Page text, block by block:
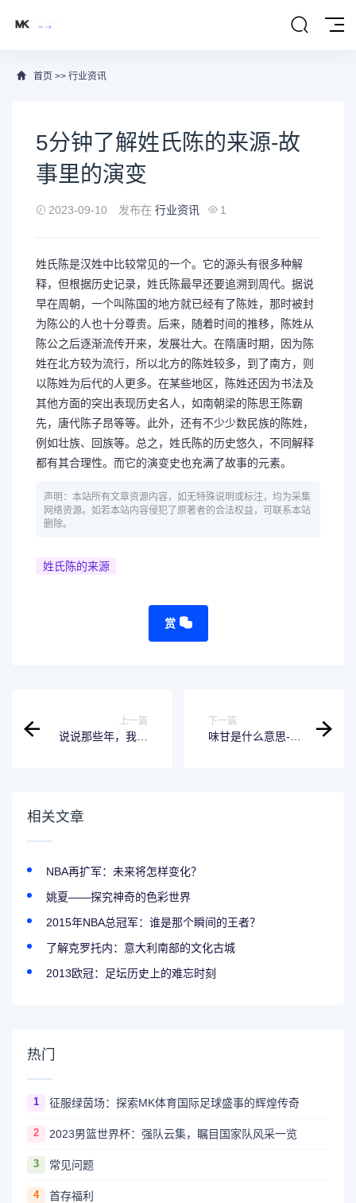
首页 >> 行业资讯
5分钟了解姓氏陈的来源-故
事里的演变
2023-09-10 发布在 行业资讯 1
姓氏陈是汉姓中比较常见的一个。它的源头有很多种解
释，但根据历史记录，姓氏陈最早还要追溯到周代。据说
早在周朝，一个叫陈国的地方就已经有了陈姓，那时被封
为陈公的人也十分尊贵。后来，随着时间的推移，陈姓从
陈公之后逐渐流传开来，发展壮大。在隋唐时期，因为陈
姓在北方较为流行，所以北方的陈姓较多，到了南方，则
以陈姓为后代的人更多。在某些地区，陈姓还因为书法及
其他方面的突出表现历史名人，如南朝梁的陈思王陈霸
先，唐代陈子昂等等。此外，还有不少少数民族的陈姓，
例如壮族、回族等。总之，姓氏陈的历史悠久，不同解释
都有其合理性。而它的演变史也充满了故事的元素。
声明：本站所有文章资源内容，如无特殊说明或标注，均为采集
网络资源。如若本站内容侵犯了原著者的合法权益，可联系本站
删除。
姓氏陈的来源
赏
上一篇
说说那些年，我们
下一篇
味甘是什么意思-揭
相关文章
NBA再扩军：未来将怎样变化？
姚夏——探究神奇的色彩世界
2015年NBA总冠军：谁是那个瞬间的王者？
了解克罗托内：意大利南部的文化古城
2013欧冠：足坛历史上的难忘时刻
热门
1 征服绿茵场：探索MK体育国际足球盛事的辉煌传奇
2 2023男篮世界杯：强队云集，瞩目国家队风采一览
3 常见问题
4 首存福利